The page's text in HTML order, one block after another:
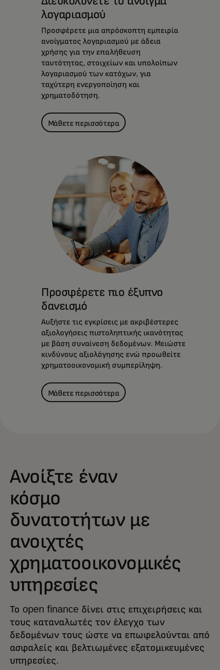
λογαριασμού
Προσφέρετε μια απρόσκοπτη εμπειρία
ανοίγματος λογαριασμού με άδεια
χρήσης για την επαλήθευση
ταυτότητας, στοιχείων και υπολοίπων
λογαριασμού των κατόχων, για
ταχύτερη ενεργοποίηση και
χρηματοδότηση.
Μάθετε περισσότερα
Προσφέρετε πιο έξυπνο
δανεισμό
Αυξήστε τις εγκρίσεις με ακριβέστερες
αξιολογήσεις πιστοληπτικής ικανότητας
με βάση συναίνεση δεδομένων. Μειώστε
κινδύνους αξιολόγησης ενώ προωθείτε
χρηματοοικονομική συμπερίληψη.
Μάθετε περισσότερα
Ανοίξτε έναν
κόσμο
δυνατοτήτων με
ανοιχτές
χρηματοοικονομικές
υπηρεσίες
Το open finance δίνει στις επιχειρήσεις και
τους καταναλωτές τον έλεγχο των
δεδομένων τους ώστε να επωφελούνται από
ασφαλείς και βελτιωμένες εξατομικευμένες
υπηρεσίες.